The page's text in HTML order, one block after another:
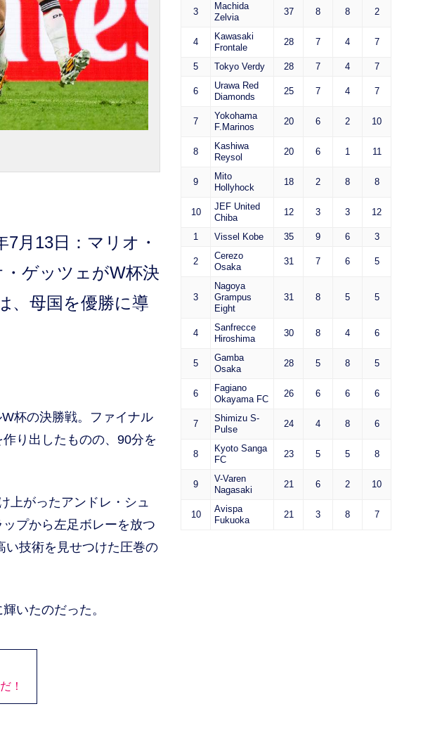
月13日：マリオ・
ゲッツェがW杯決
、母国を優勝に導
杯の決勝戦。ファイナル
り出したものの、90分を
上がったアンドレ・シュ
プから左足ボレーを放つ
い技術を見せつけた圧巻の
いたのだった。
！
3
Machida
Zelvia
37 8 8 2
4
Kawasaki
Frontale
28 7 4 7
5 Tokyo Verdy 28 7 4 7
6
Urawa Red
Diamonds
25 7 4 7
7
Yokohama
F.Marinos
20 6 2 10
8
Kashiwa
Reysol
20 6 1 11
9
Mito
Hollyhock
18 2 8 8
10
JEF United
Chiba
12 3 3 12
1 Vissel Kobe 35 9 6 3
2
Cerezo
Osaka
31 7 6 5
3
Nagoya
Grampus
Eight
31 8 5 5
4
Sanfrecce
Hiroshima
30 8 4 6
5
Gamba
Osaka
28 5 8 5
6
Fagiano
Okayama FC
26 6 6 6
7
Shimizu S-
Pulse
24 4 8 6
8
Kyoto Sanga
FC
23 5 5 8
9
V-Varen
Nagasaki
21 6 2 10
10
Avispa
Fukuoka
21 3 8 7